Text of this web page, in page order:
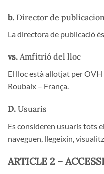
b. Director de
La directora de publicació
vs. Amfitrió del lloc
El lloc està allotjat per
Roubaix – França.
D. Usuaris
Es consideren usuaris tots
naveguen, llegeixin,
ARTICLE 2 –